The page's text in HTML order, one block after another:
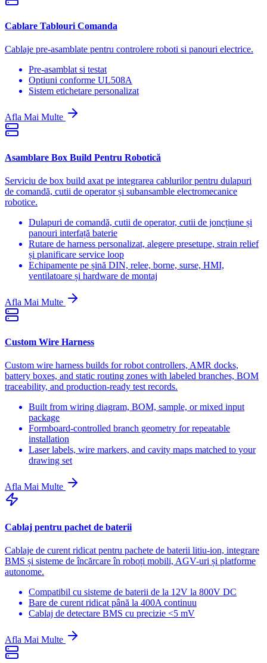
Cablare Tablouri Comanda
Cablaje pre-asamblate pentru controlere roboti si panouri electrice.
Pre-asamblat si testat
Optiuni conforme UL508A
Sistem etichetare personalizat
Afla Mai Multe
Asamblare Box Build Pentru Robotică
Serviciu de box build axat pe integrarea cablurilor pentru dulapuri
de comandă, cutii de operator și subansamble electromecanice
robotice.
Dulapuri de comandă, cutii de operator, cutii de joncțiune și
panouri interfață baterie
Rutare de harness personalizat, alegere presetupe, strain relief
și planificare service loop
Echipamente pe șină DIN, relee, borne, surse, HMI,
ventilatoare și hardware de montaj
Afla Mai Multe
Custom Wire Harness
Custom wire harness builds for robot controllers, AMR docks,
battery boxes, and static routing zones with labeled branches, BOM
traceability, and production-ready test records.
Built from wiring diagram, BOM, sample, or mixed input
package
Formboard-controlled branch geometry for repeatable
installation
Laser labels, wire markers, and cavity maps matched to your
drawing set
Afla Mai Multe
Cablaj pentru pachet de baterii
Cablaje de curent ridicat pentru pachete de baterii litiu-ion, integrare
BMS și sisteme de încărcare în roboți mobili, AGV-uri și platforme
autonome.
Compatibil cu sisteme de baterii de la 12V la 800V DC
Bare de curent ridicat până la 400A continuu
Cablaj de detectare BMS cu precizie <5 mV
Afla Mai Multe